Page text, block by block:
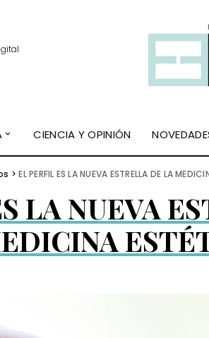
CIENCIA Y OPINIÓN
>EL PERFIL ES LA NUEVA ESTRELLA DE LA
LA NUEVA